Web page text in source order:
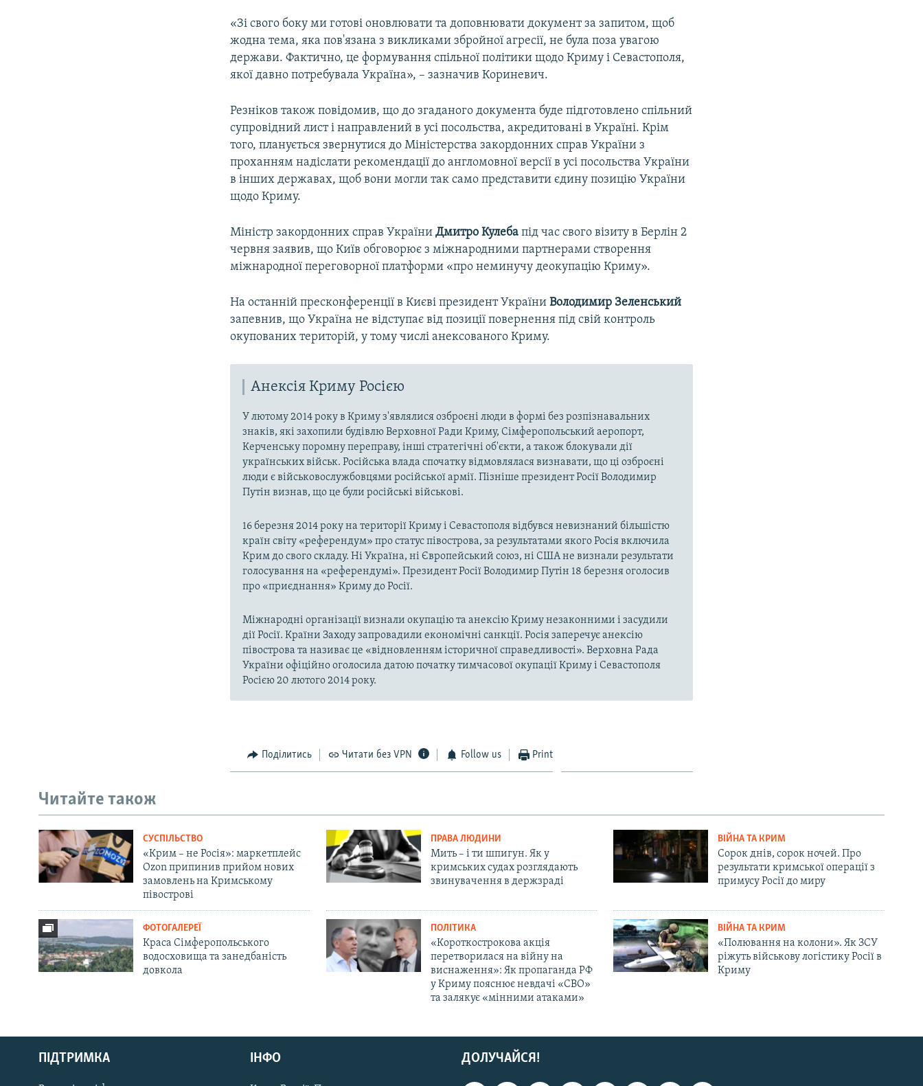
Русский
Qırımtatar
«Зі свого боку ми готові оновлювати та доповнювати документ за запитом, щоб
жодна тема, яка пов'язана з викликами збройної агресії, не була поза увагою
держави. Фактично, це формування спільної політики щодо Криму і Севастополя,
якої давно потребувала Україна», – зазначив Кориневич.
Резніков також повідомив, що до згаданого документа буде підготовлено спільний
супровідний лист і направлений в усі посольства, акредитовані в Україні. Крім
того, планується звернутися до Міністерства закордонних справ України з
проханням надіслати рекомендації до англомовної версії в усі посольства України
в інших державах, щоб вони могли так само представити єдину позицію України
щодо Криму.
Міністр закордонних справ УкраїниДмитро Кулеба під час свого візиту в Берлін 2
червня заявив, що Київ обговорює з міжнародними партнерами створення
міжнародної переговорної платформи «про неминучу деокупацію Криму».
На останній пресконференції в Києві президент України Володимир Зеленський
запевнив, що Україна не відступає від позиції повернення під свій контроль
окупованих територій, у тому числі анексованого Криму.
Анексія Криму Росією
У лютому 2014 року в Криму з'являлися озброєні люди в формі без розпізнавальних
знаків, які захопили будівлю Верховної Ради Криму, Сімферопольський аеропорт,
Керченську поромну переправу, інші стратегічні об'єкти, а також блокували дії
українських військ. Російська влада спочатку відмовлялася визнавати, що ці озброєні
люди є військовослужбовцями російської армії. Пізніше президент Росії Володимир
Путін визнав, що це були російські військові.
16 березня 2014 року на території Криму і Севастополя відбувся невизнаний більшістю
країн світу «референдум» про статус півострова, за результатами якого Росія включила
Крим до свого складу. Ні Україна, ні Європейський союз, ні США не визнали результати
голосування на «референдумі». Президент Росії Володимир Путін 18 березня оголосив
про «приєднання» Криму до Росії.
Міжнародні організації визнали окупацію та анексію Криму незаконними і засудили
дії Росії. Країни Заходу запровадили економічні санкції. Росія заперечує анексію
півострова та називає це «відновленням історичної справедливості». Верховна Рада
України офіційно оголосила датою початку тимчасової окупації Криму і Севастополя
Росією 20 лютого 2014 року.
Поділитись Читати без VPN Follow us Print
Читайте також
СУСПІЛЬСТВО
«Крим – не Росія»: маркетплейс
Ozon припинив прийом нових
замовлень на Кримському
півострові
ПРАВА ЛЮДИНИ
Мить – і ти шпигун. Як у
кримських судах розглядають
звинувачення в держзраді
ВІЙНА ТА КРИМ
Сорок днів, сорок ночей. Про
результати кримської операції з
примусу Росії до миру
ФОТОГАЛЕРЕЇ
Краса Сімферопольського
водосховища та занедбаність
довкола
ПОЛІТИКА
«Короткострокова акція
перетворилася на війну на
виснаження»: Як пропаганда РФ
у Криму пояснює невдачі «СВО»
та залякує «мінними атаками»
ВІЙНА ТА КРИМ
«Полювання на колони». Як ЗСУ
ріжуть військову логістику Росії в
Криму
ДОЛУЧАЙСЯ!
ПІДТРИМКА ІНФО